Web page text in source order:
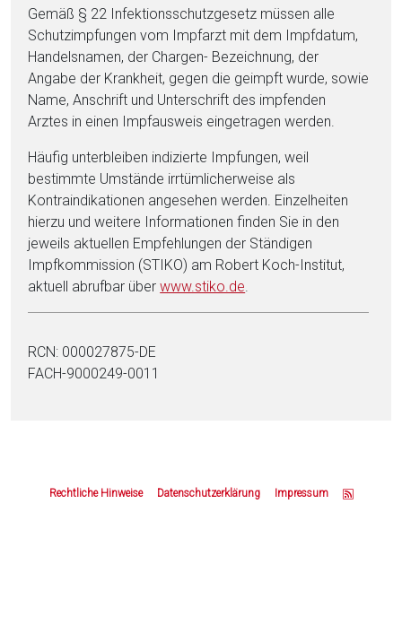
Gemäß § 22 Infektionsschutzgesetz müssen alle
Schutzimpfungen vom Impfarzt mit dem Impfdatum,
Handelsnamen, der Chargen- Bezeichnung, der
Angabe der Krankheit, gegen die geimpft wurde, sowie
Name, Anschrift und Unterschrift des impfenden
Arztes in einen Impfausweis eingetragen werden.
Häufig unterbleiben indizierte Impfungen, weil
bestimmte Umstände irrtümlicherweise als
Kontraindikationen angesehen werden. Einzelheiten
hierzu und weitere Informationen finden Sie in den
jeweils aktuellen Empfehlungen der Ständigen
Impfkommission (STIKO) am Robert Koch-Institut,
aktuell abrufbar überwww.stiko.de.
RCN: 000027875-DE
FACH-9000249-0011
Rechtliche Hinweise Datenschutzerklärung Impressum